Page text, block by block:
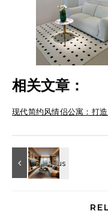
相关文章：
现代简约风情侣公寓：打